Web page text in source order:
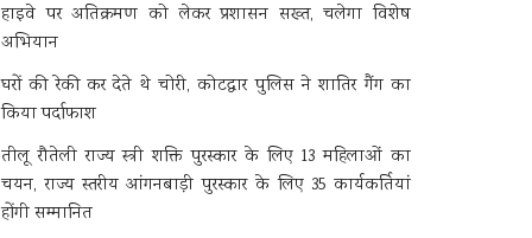
हाइवे पर अतिक्रमण को लेकर प्रशासन सख्त, चलेगा विशेष
अभियान
घरों की रेकी कर देते थे चोरी, कोटद्वार पुलिस ने शातिर गैंग का
किया पर्दाफाश
तीलू रौतेली राज्य स्त्री शक्ति पुरस्कार के लिए 13 महिलाओं का
चयन, राज्य स्तरीय आंगनबाड़ी पुरस्कार के लिए 35 कार्यकर्तियां
होंगी सम्मानित